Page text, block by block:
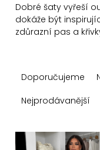
Dobré šaty vyřeší
dokáže být
zdůrazní pas a
a
n
Doporučujeme
Nejprodávanější
V